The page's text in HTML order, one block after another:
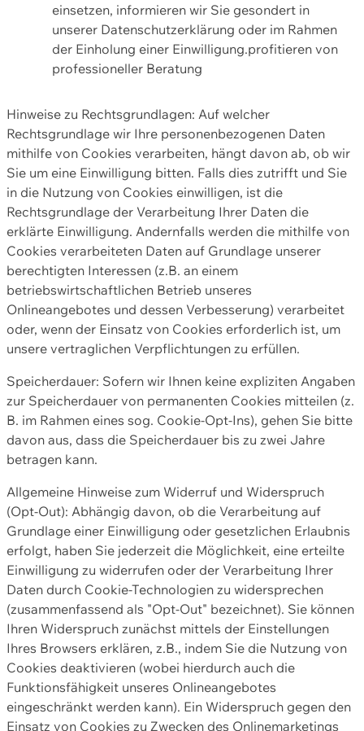
einsetzen, informieren wir Sie gesondert in
unserer Datenschutzerklärung oder im Rahmen
der Einholung einer Einwilligung.profitieren von
professioneller Beratung
Hinweise zu Rechtsgrundlagen: Auf welcher
Rechtsgrundlage wir Ihre personenbezogenen Daten
mithilfe von Cookies verarbeiten, hängt davon ab, ob wir
Sie um eine Einwilligung bitten. Falls dies zutrifft und Sie
in die Nutzung von Cookies einwilligen, ist die
Rechtsgrundlage der Verarbeitung Ihrer Daten die
erklärte Einwilligung. Andernfalls werden die mithilfe von
Cookies verarbeiteten Daten auf Grundlage unserer
berechtigten Interessen (z.B. an einem
betriebswirtschaftlichen Betrieb unseres
Onlineangebotes und dessen Verbesserung) verarbeitet
oder, wenn der Einsatz von Cookies erforderlich ist, um
unsere vertraglichen Verpflichtungen zu erfüllen.
Speicherdauer: Sofern wir Ihnen keine expliziten Angaben
zur Speicherdauer von permanenten Cookies mitteilen (z.
B. im Rahmen eines sog. Cookie-Opt-Ins), gehen Sie bitte
davon aus, dass die Speicherdauer bis zu zwei Jahre
betragen kann.
Allgemeine Hinweise zum Widerruf und Widerspruch
(Opt-Out): Abhängig davon, ob die Verarbeitung auf
Grundlage einer Einwilligung oder gesetzlichen Erlaubnis
erfolgt, haben Sie jederzeit die Möglichkeit, eine erteilte
Einwilligung zu widerrufen oder der Verarbeitung Ihrer
Daten durch Cookie-Technologien zu widersprechen
(zusammenfassend als "Opt-Out" bezeichnet). Sie können
Ihren Widerspruch zunächst mittels der Einstellungen
Ihres Browsers erklären, z.B., indem Sie die Nutzung von
Cookies deaktivieren (wobei hierdurch auch die
Funktionsfähigkeit unseres Onlineangebotes
eingeschränkt werden kann). Ein Widerspruch gegen den
Einsatz von Cookies zu Zwecken des Onlinemarketings